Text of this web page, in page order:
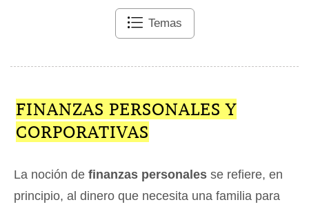
Temas
FINANZAS PERSONALES Y
CORPORATIVAS
La noción de finanzas personales se refiere, en
principio, al dinero que necesita una familia para